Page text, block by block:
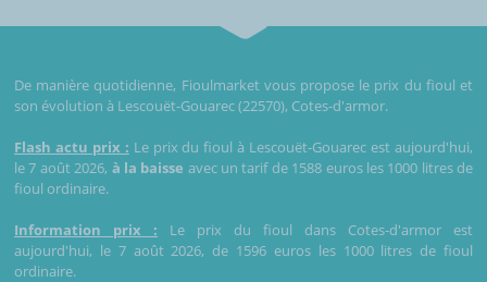
De manière quotidienne, Fioulmarket vous propose le prix du fioul et
son évolution à Lescouët-Gouarec (22570), Cotes-d'armor.
Flash actu prix : Le prix du fioul à Lescouët-Gouarec est aujourd'hui,
le 7 août 2026, à la baisse avec un tarif de 1588 euros les 1000 litres de
fioul ordinaire.
Information prix : Le prix du fioul dans Cotes-d'armor est
aujourd'hui, le 7 août 2026, de 1596 euros les 1000 litres de fioul
ordinaire.